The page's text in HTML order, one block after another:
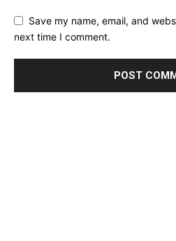
Save my name, email, and
next time I comment.